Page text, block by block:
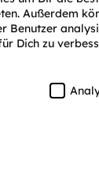
zinslosem
Bei den
diese beiden
die
hier
sowie die
Außerdem
Benutzer
Dich zu